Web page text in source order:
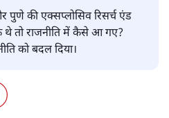
पुणे की एक्सप्लोसिव रिसर्च एंड
थे तो राजनीति में कैसे आ गए?
को बदल दिया।